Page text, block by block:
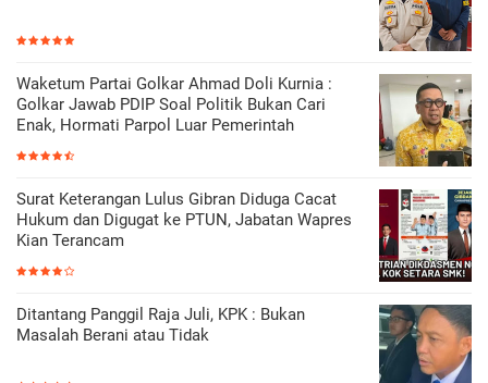
Waketum Partai Golkar Ahmad Doli Kurnia :
Golkar Jawab PDIP Soal Politik Bukan Cari
Enak, Hormati Parpol Luar Pemerintah
Surat Keterangan Lulus Gibran Diduga Cacat
Hukum dan Digugat ke PTUN, Jabatan Wapres
Kian Terancam
Ditantang Panggil Raja Juli, KPK : Bukan
Masalah Berani atau Tidak